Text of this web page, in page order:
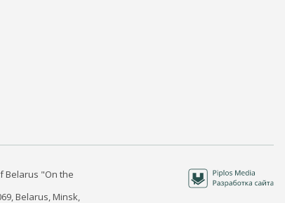
Belarus "On the
Belarus, Minsk,